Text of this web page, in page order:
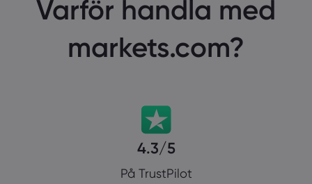
Varför handla med
markets.com?
4.3/5
På TrustPilot